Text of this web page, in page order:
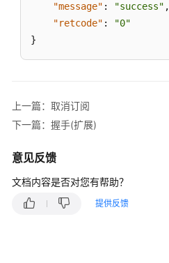
Adapter
类
口
参
"message" : "success" ,
"retcode" :
"0"
}
上一篇：取消订阅
下一篇：握手(扩展)
意见反馈
文档内容是否对您有帮助？
提供反馈